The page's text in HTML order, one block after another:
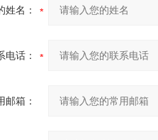
姓名：
电话：
邮箱：